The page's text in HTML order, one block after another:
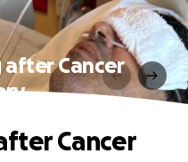
after Cancer
Cancer